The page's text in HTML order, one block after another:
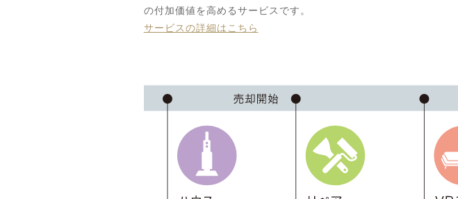
の付加価値を高めるサービスです。
サービスの詳細はこちら